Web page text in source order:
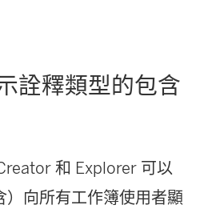
詮釋類型的包含
和 Explorer 可以
）向所有工作簿使用者顯